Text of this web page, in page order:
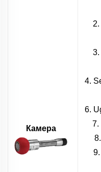
Камера
3.
4.
6.
7.